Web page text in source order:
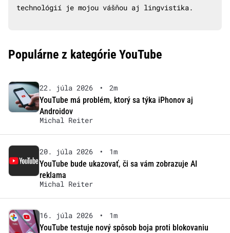
technológií je mojou vášňou aj lingvistika.
Populárne z kategórie YouTube
22. júla 2026 •
2m
YouTube má problém, ktorý sa týka iPhonov aj
Androidov
Michal Reiter
20. júla 2026 •
1m
YouTube bude ukazovať, či sa vám zobrazuje AI
reklama
Michal Reiter
16. júla 2026 •
1m
YouTube testuje nový spôsob boja proti blokovaniu